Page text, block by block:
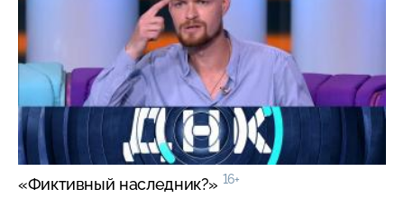
«Фиктивный наследник?» 16+